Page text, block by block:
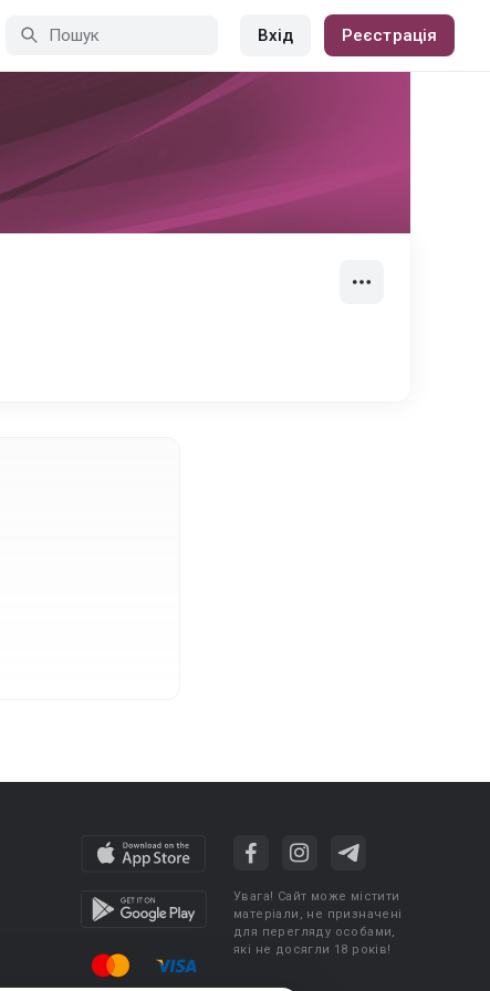
Вхід Реєстрація
Увага! Сайт може містити
матеріали, не призначені
для перегляду особами,
які не досягли 18 років!